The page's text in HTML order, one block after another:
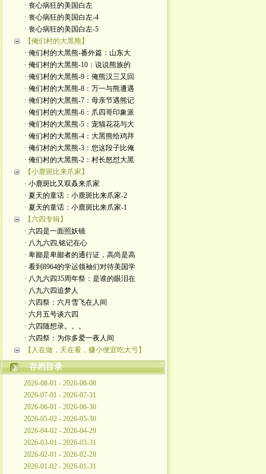
· 丧心病狂的美国白左
· 丧心病狂的美国白左-4
· 丧心病狂的美国白左-5
【俺们村的大黑熊】
· 俺们村的大黑熊-番外篇：山东大
· 俺们村的大黑熊-10：说说熊族的
· 俺们村的大黑熊-9：俺熊汉三又回
· 俺们村的大黑熊-8：万一与熊遭遇
· 俺们村的大黑熊-7：母亲节遇熊记
· 俺们村的大黑熊-6：爪四哥印象派
· 俺们村的大黑熊-5：宠猫花花与大
· 俺们村的大黑熊-4：大黑熊给鸡拜
· 俺们村的大黑熊-3：您这段子比俺
· 俺们村的大黑熊-2：村长怒怼大黑
【小鹿斑比来爪家】
· 小鹿斑比又双叒来爪家
· 夏天的童话：小鹿斑比来爪家-2
· 夏天的童话：小鹿斑比来爪家-1
【六四专辑】
· 六四是一面照妖镜
· 八九六四,铭记在心
· 卑鄙是卑鄙者的通行证，高尚是高
· 看到8964的学运领袖们对待美国学
· 八九六四35周年祭：是谁的眼泪在
· 八九六四追梦人
· 六四祭：六月雪飞在人间
· 六月五号谈六四
· 六四随想录。。。
· 六四祭：为你多爱一夜人间
【人在做，天在看，赚小便宜吃大亏】
存档目录
2026-08-01 - 2026-08-08
2026-07-01 - 2026-07-31
2026-06-01 - 2026-06-30
2026-05-02 - 2026-05-30
2026-04-02 - 2026-04-29
2026-03-01 - 2026-03-31
2026-02-01 - 2026-02-28
2026-01-02 - 2026-01-31